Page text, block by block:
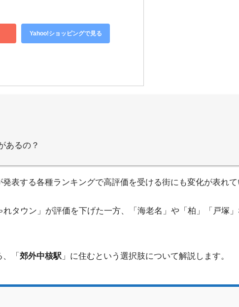
Yahoo!ショッピングで見る
あるの？
表する各種ランキングで高評価を受ける街にも変化が表れて
タウン」が評価を下げた一方、「海老名」や「柏」「戸塚」
「 郊外中核駅 」に住むという選択肢について解説します。